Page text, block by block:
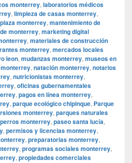
monterrey, laboratorios médicos
, limpieza de casas monterrey,
monterrey, mantenimiento de
monterrey, marketing digital
, materiales de construcción
monterrey, mercados locales
leon, mudanzas monterrey, museos en
, natación monterrey, notarios
, nutricionistas monterrey,
, oficinas gubernamentales
, pagos en línea monterrey,
, parque ecológico chipinque, Parque
monterrey, parques naturales
monterrey, paseo santa lucía,
, permisos y licencias monterrey,
, preparatorias monterrey,
, programas sociales monterrey,
, propiedades comerciales